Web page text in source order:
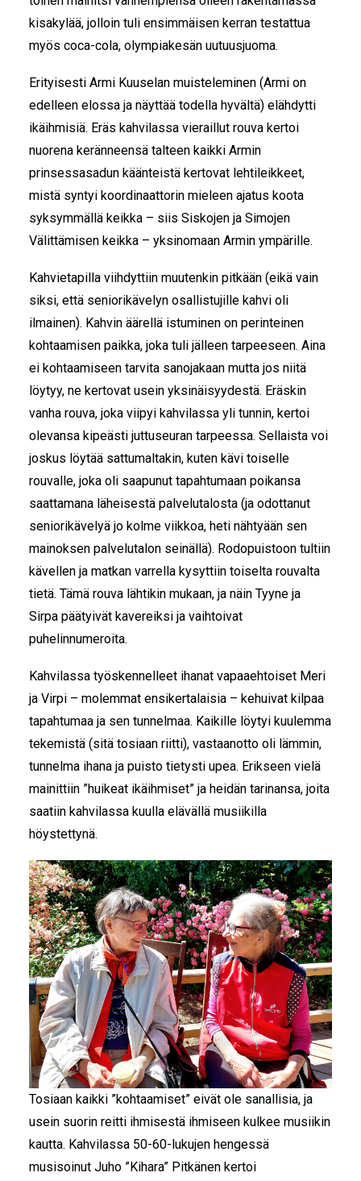
kisakylää, jolloin tuli ensimmäisen kerran testattua
myös coca-cola, olympiakesän uutuusjuoma.
Erityisesti Armi Kuuselan muisteleminen (Armi on
edelleen elossa ja näyttää todella hyvältä) elähdytti
ikäihmisiä. Eräs kahvilassa vieraillut rouva kertoi
nuorena keränneensä talteen kaikki Armin
prinsessasadun käänteistä kertovat lehtileikkeet,
mistä syntyi koordinaattorin mieleen ajatus koota
syksymmällä keikka – siis Siskojen ja Simojen
Välittämisen keikka – yksinomaan Armin ympärille.
Kahvietapilla viihdyttiin muutenkin pitkään (eikä vain
siksi, että seniorikävelyn osallistujille kahvi oli
ilmainen). Kahvin äärellä istuminen on perinteinen
kohtaamisen paikka, joka tuli jälleen tarpeeseen. Aina
ei kohtaamiseen tarvita sanojakaan mutta jos niitä
löytyy, ne kertovat usein yksinäisyydestä. Eräskin
vanha rouva, joka viipyi kahvilassa yli tunnin, kertoi
olevansa kipeästi juttuseuran tarpeessa. Sellaista voi
joskus löytää sattumaltakin, kuten kävi toiselle
rouvalle, joka oli saapunut tapahtumaan poikansa
saattamana läheisestä palvelutalosta (ja odottanut
seniorikävelyä jo kolme viikkoa, heti nähtyään sen
mainoksen palvelutalon seinällä). Rodopuistoon tultiin
kävellen ja matkan varrella kysyttiin toiselta rouvalta
tietä. Tämä rouva lähtikin mukaan, ja näin Tyyne ja
Sirpa päätyivät kavereiksi ja vaihtoivat
puhelinnumeroita.
Kahvilassa työskennelleet ihanat vapaaehtoiset Meri
ja Virpi – molemmat ensikertalaisia – kehuivat kilpaa
tapahtumaa ja sen tunnelmaa. Kaikille löytyi kuulemma
tekemistä (sitä tosiaan riitti), vastaanotto oli lämmin,
tunnelma ihana ja puisto tietysti upea. Erikseen vielä
mainittiin ”huikeat ikäihmiset” ja heidän tarinansa, joita
saatiin kahvilassa kuulla elävällä musiikilla
höystettynä.
Tosiaan kaikki ”kohtaamiset” eivät ole sanallisia, ja
usein suorin reitti ihmisestä ihmiseen kulkee musiikin
kautta. Kahvilassa 50-60-lukujen hengessä
musisoinut Juho ”Kihara” Pitkänen kertoi